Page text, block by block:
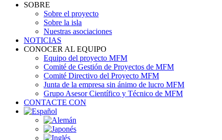
SOBRE
Sobre el proyecto
Sobre la isla
Nuestras asociaciones
NOTICIAS
CONOCER AL EQUIPO
Equipo del proyecto MFM
Comité de Gestión de Proyectos de MFM
Comité Directivo del Proyecto MFM
Junta de la empresa sin ánimo de lucro MFM
Grupo Asesor Científico y Técnico de MFM
CONTACTE CON